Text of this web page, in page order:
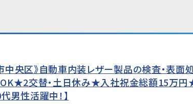
中央区》自動車内装レザー製品の検査・表
交替・土日休み★入社祝金総額15万円
男性活躍中！】